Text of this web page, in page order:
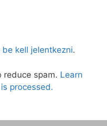
be kell jelentkezni.
reduce spam. Learn
processed.